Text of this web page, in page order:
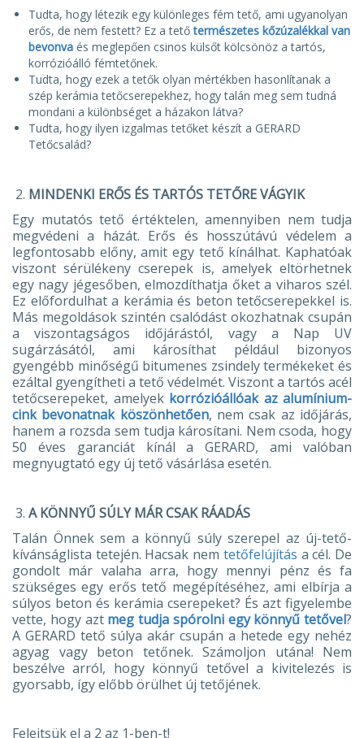
Tudta, hogy létezik egy különleges fém tető, ami ugyanolyan
erős, de nem festett? Ez a tetőtermészetes kőzúzalékkal van
bevonva és meglepően csinos külsőt kölcsönöz a tartós,
korrózióálló fémtetőnek.
Tudta, hogy ezek a tetők olyan mértékben hasonlítanak a
szép kerámia tetőcserepekhez, hogy talán meg sem tudná
mondani a különbséget a házakon látva?
Tudta, hogy ilyen izgalmas tetőket készít a GERARD
Tetőcsalád?
MINDENKI ERŐS ÉS TARTÓS TETŐRE VÁGYIK
Egy mutatós tető értéktelen, amennyiben nem tudja
megvédeni a házát. Erős és hosszútávú védelem a
legfontosabb előny, amit egy tető kínálhat. Kaphatóak
viszont sérülékeny cserepek is, amelyek eltörhetnek
egy nagy jégesőben, elmozdíthatja őket a viharos szél.
Ez előfordulhat a kerámia és beton tetőcserepekkel is.
Más megoldások szintén csalódást okozhatnak csupán
a viszontagságos időjárástól, vagy a Nap UV
sugárzásától, ami károsíthat például bizonyos
gyengébb minőségű bitumenes zsindely termékeket és
ezáltal gyengítheti a tető védelmét. Viszont a tartós acél
tetőcserepeket, amelyek korrózióállóak az alumínium-
cink bevonatnak köszönhetően, nem csak az időjárás,
hanem a rozsda sem tudja károsítani. Nem csoda, hogy
50 éves garanciát kínál a GERARD, ami valóban
megnyugtató egy új tető vásárlása esetén.
A KÖNNYŰ SÚLY MÁR CSAK RÁADÁS
Talán Önnek sem a könnyű súly szerepel az új-tető-
kívánságlista tetején. Hacsak nem tetőfelújítás a cél. De
gondolt már valaha arra, hogy mennyi pénz és fa
szükséges egy erős tető megépítéséhez, ami elbírja a
súlyos beton és kerámia cserepeket? És azt figyelembe
vette, hogy azt meg tudja spórolni egy könnyű tetővel?
A GERARD tető súlya akár csupán a hetede egy nehéz
agyag vagy beton tetőnek. Számoljon utána! Nem
beszélve arról, hogy könnyű tetővel a kivitelezés is
gyorsabb, így előbb örülhet új tetőjének.
Felejtsük el a 2 az 1-ben-t!